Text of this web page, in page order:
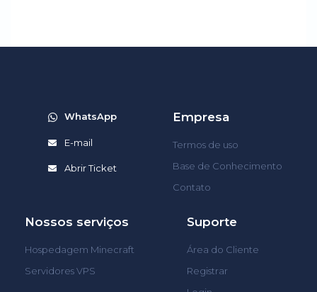
WhatsApp
E-mail
Abrir Ticket
Empresa
Termos de uso
Base de Conhecimento
Contato
Nossos serviços
Hospedagem Minecraft
Servidores VPS
Suporte
Área do Cliente
Registrar